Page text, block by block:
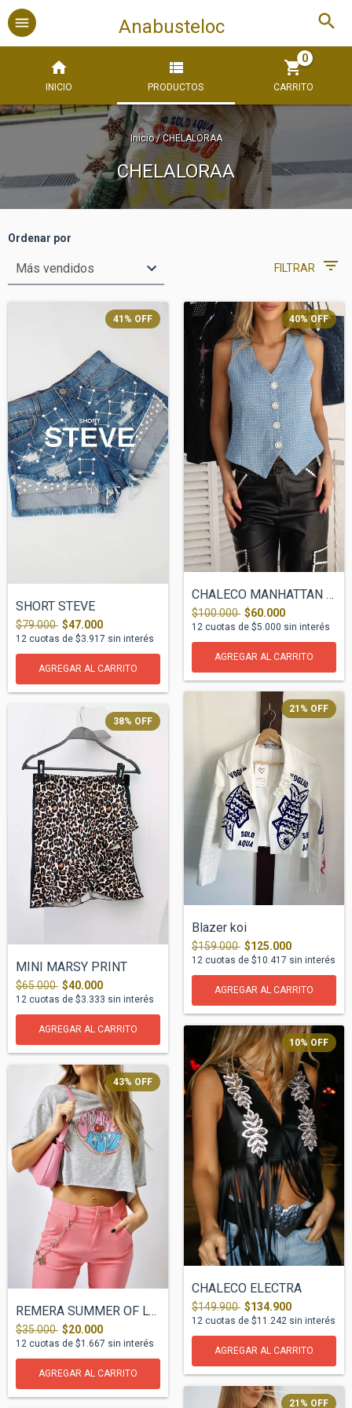
Anabusteloc
INICIO PRODUCTOS CARRITO
0
Inicio / CHELALORAA
CHELALORAA
Ordenar por
FILTRAR
41 % OFF
SHORT STEVE
$79.000 $47.000
12 cuotas de $3.917 sin interés
AGREGAR AL CARRITO
40% OFF
CHALECO MANHATTAN DENIM
$100.000 $60.000
12 cuotas de $5.000 sin interés
AGREGAR AL CARRITO
38% OFF
MINI MARSY PRINT
$65.000 $40.000
12 cuotas de $3.333 sin interés
AGREGAR AL CARRITO
21 % OFF
Blazer koi
$159.000 $125.000
12 cuotas de $10.417 sin interés
AGREGAR AL CARRITO
43% OFF
REMERA SUMMER OF LOVE (GREY)
$35.000 $20.000
12 cuotas de $1.667 sin interés
AGREGAR AL CARRITO
10% OFF
CHALECO ELECTRA
$149.900 $134.900
12 cuotas de $11.242 sin interés
AGREGAR AL CARRITO
21 % OFF